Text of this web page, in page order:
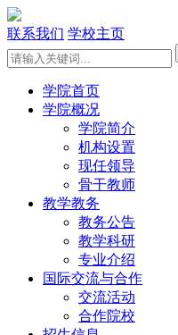
联系我们 学校主页
学院首页
学院概况
学院简介
机构设置
现任领导
骨干教师
教学教务
教务公告
教学科研
专业介绍
国际交流与合作
交流活动
合作院校